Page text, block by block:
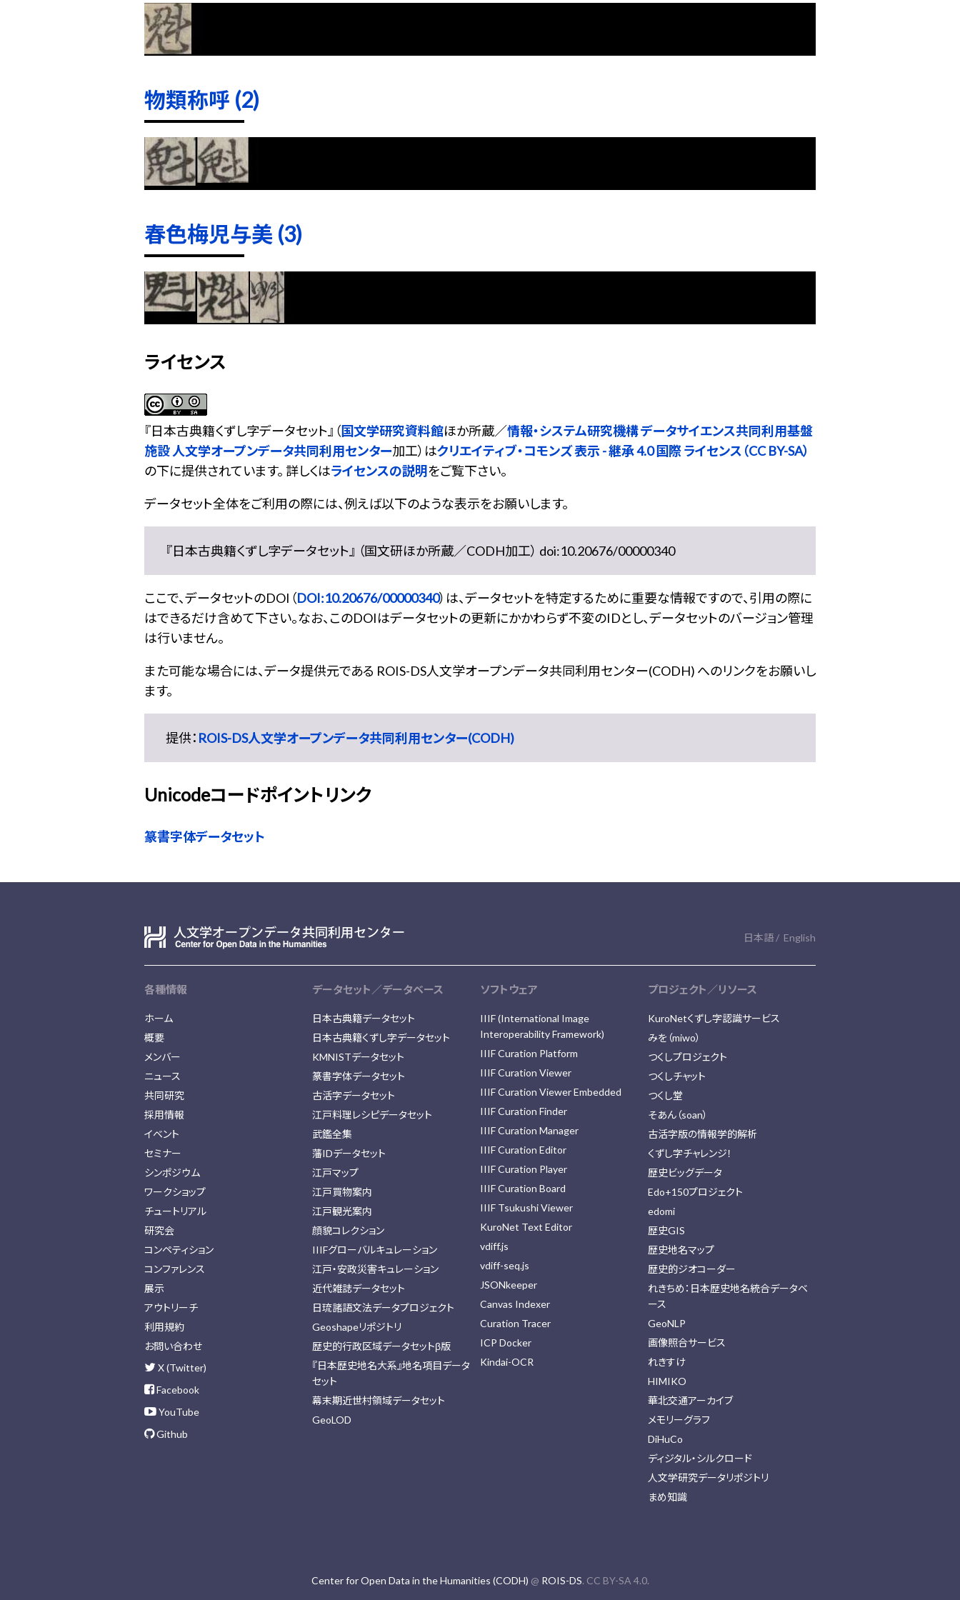
物類称呼 (2)
春色梅児与美 (3)
ライセンス
『日本古典籍くずし字データセット』（国文学研究資料館ほか所蔵／情報・システム研究機構 データサイエンス共同利用基盤
施設 人文学オープンデータ共同利用センター加工）はクリエイティブ・コモンズ 表示 - 継承 4.0 国際 ライセンス（CC BY-SA）
の下に提供されています。 詳しくはライセンスの説明をご覧下さい。
データセット全体をご利用の際には、例えば以下のような表示をお願いします。
『日本古典籍くずし字データセット』 （国文研ほか所蔵／CODH加工） doi:10.20676/00000340
ここで、データセットのDOI（DOI:10.20676/00000340）は、データセットを特定するために重要な情報ですので、引用の際に
はできるだけ含めて下さい。なお、このDOIはデータセットの更新にかかわらず不変のIDとし、データセットのバージョン管理
は行いません。
また可能な場合には、データ提供元である ROIS-DS人文学オープンデータ共同利用センター(CODH) へのリンクをお願いし
ます。
提供： ROIS-DS人文学オープンデータ共同利用センター(CODH)
Unicodeコードポイントリンク
篆書字体データセット
日本語 English
各種情報
ホーム
概要
メンバー
ニュース
共同研究
採用情報
イベント
セミナー
シンポジウム
ワークショップ
チュートリアル
研究会
コンペティション
コンファレンス
展示
アウトリーチ
利用規約
お問い合わせ
X (Twitter)
Facebook
YouTube
Github
データセット／データベース
日本古典籍データセット
日本古典籍くずし字データセット
KMNISTデータセット
篆書字体データセット
古活字データセット
江戸料理レシピデータセット
武鑑全集
藩IDデータセット
江戸マップ
江戸買物案内
江戸観光案内
顔貌コレクション
IIIFグローバルキュレーション
江戸・安政災害キュレーション
近代雑誌データセット
日琉諸語文法データプロジェクト
Geoshapeリポジトリ
歴史的行政区域データセットβ版
『日本歴史地名大系』地名項目データ
セット
幕末期近世村領域データセット
GeoLOD
ソフトウェア
IIIF (International Image
Interoperability Framework)
IIIF Curation Platform
IIIF Curation Viewer
IIIF Curation Viewer Embedded
IIIF Curation Finder
IIIF Curation Manager
IIIF Curation Editor
IIIF Curation Player
IIIF Curation Board
IIIF Tsukushi Viewer
KuroNet Text Editor
vdiff.js
vdiff-seq.js
JSONkeeper
Canvas Indexer
Curation Tracer
ICP Docker
Kindai-OCR
プロジェクト／リソース
KuroNetくずし字認識サービス
みを（miwo）
つくしプロジェクト
つくしチャット
つくし堂
そあん（soan）
古活字版の情報学的解析
くずし字チャレンジ！
歴史ビッグデータ
Edo+150プロジェクト
edomi
歴史GIS
歴史地名マップ
歴史的ジオコーダー
れきちめ：日本歴史地名統合データベ
ース
GeoNLP
画像照合サービス
れきすけ
HIMIKO
華北交通アーカイブ
メモリーグラフ
DiHuCo
ディジタル・シルクロード
人文学研究データリポジトリ
まめ知識
Center for Open Data in the Humanities (CODH) @ ROIS-DS. CC BY-SA 4.0.